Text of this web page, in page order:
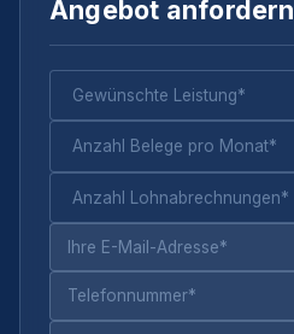
Angebot anfordern